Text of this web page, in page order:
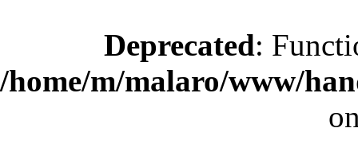
Deprecated:
/home/m/malaro/www/